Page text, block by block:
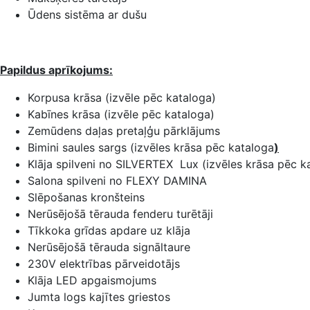
Ūdens sistēma ar dušu
Papildus aprīkojums:
Korpusa krāsa (izvēle pēc kataloga)
Kabīnes krāsa (izvēle pēc kataloga)
Zemūdens daļas pretaļģu pārklājums
Bimini saules sargs (izvēles krāsa pēc kataloga)
Klāja spilveni no SILVERTEX Lux (izvēles krāsa pēc
Salona spilveni no FLEXY DAMINA
Slēpošanas kronšteins
Nerūsējošā tērauda fenderu turētāji
Tīkkoka grīdas apdare uz klāja
Nerūsējošā tērauda signāltaure
230V elektrības pārveidotājs
Klāja LED apgaismojums
Jumta logs kajītes griestos